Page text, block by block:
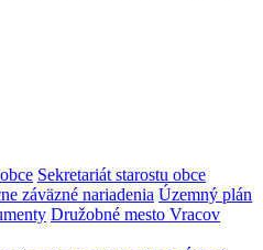
Sekretariát starostu obce
záväzné nariadenia Územný plán
Družobné mesto Vracov